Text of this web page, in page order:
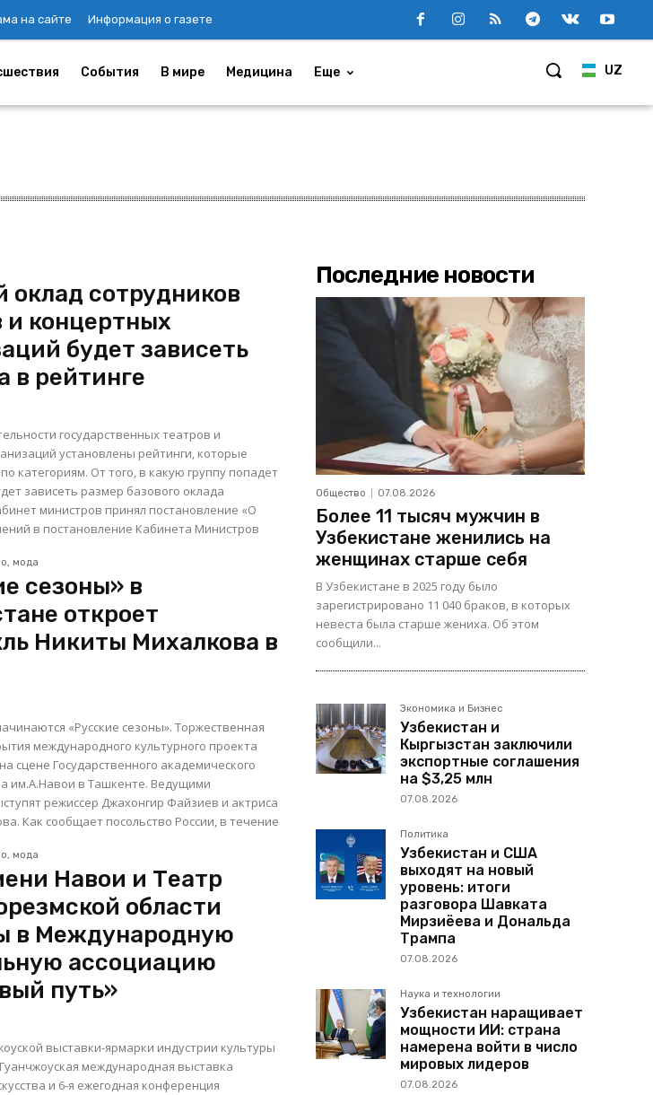
на сайте Информация о газете
UZ
События В мире Медицина Еще
оклад сотрудников
и концертных
будет зависеть
в рейтинге
государственных театров и
установлены рейтинги, которые
категориям. От того, в какую группу попадет
зависеть размер базового оклада
в постановление Кабинета Министров
мода
сезоны» в
откроет
Никиты Михалкова в
«Русские сезоны». Торжественная
международного культурного проекта
сцене Государственного академического
в Ташкенте. Ведущими
режиссер Джахонгир Файзиев и актриса
течение
мода
Навои и Театр
области
в Международную
ассоциацию
путь»
выставки-ярмарки индустрии культуры
Гуанчжоуская международная выставка
и 6-я ежегодная конференция
Последние новости
Общество 07.08.2026
Более 11 тысяч мужчин в
Узбекистане женились на
женщинах старше себя
В Узбекистане в 2025 году было
зарегистрировано 11 040 браков, в которых
невеста была старше жениха. Об этом
сообщили...
Экономика и Бизнес
Узбекистан и
Кыргызстан заключили
экспортные соглашения
на $3,25 млн
07.08.2026
Политика
Узбекистан и США
выходят на новый
уровень: итоги
разговора Шавката
Мирзиёева и Дональда
Трампа
07.08.2026
Наука и технологии
Узбекистан наращивает
мощности ИИ: страна
намерена войти в число
мировых лидеров
07.08.2026